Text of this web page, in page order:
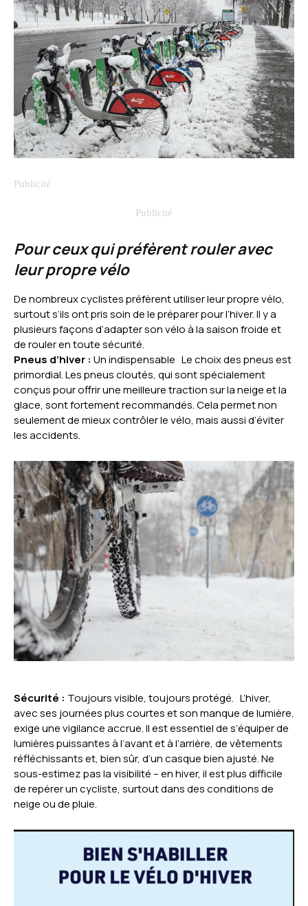
Pour ceux qui préfèrent rouler avec
leur propre vélo
De nombreux cyclistes préfèrent utiliser leur propre vélo,
surtout s’ils ont pris soin de le préparer pour l’hiver. Il y a
plusieurs façons d’adapter son vélo à la saison froide et
de rouler en toute sécurité.
Pneus d’hiver : Un indispensable Le choix des pneus est
primordial. Les pneus cloutés, qui sont spécialement
conçus pour offrir une meilleure traction sur la neige et la
glace, sont fortement recommandés. Cela permet non
seulement de mieux contrôler le vélo, mais aussi d’éviter
les accidents.
Sécurité : Toujours visible, toujours protégé. L’hiver,
avec ses journées plus courtes et son manque de lumière,
exige une vigilance accrue. Il est essentiel de s’équiper de
lumières puissantes à l’avant et à l’arrière, de vêtements
réfléchissants et, bien sûr, d’un casque bien ajusté. Ne
sous-estimez pas la visibilité – en hiver, il est plus difficile
de repérer un cycliste, surtout dans des conditions de
neige ou de pluie.